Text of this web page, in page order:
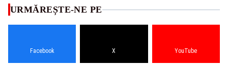
URMĂREȘTE-NE PE
Facebook X YouTube